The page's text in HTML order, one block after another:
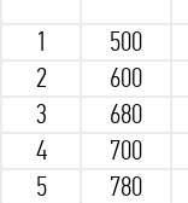
1
500
2
600
3
680
4
700
5
780